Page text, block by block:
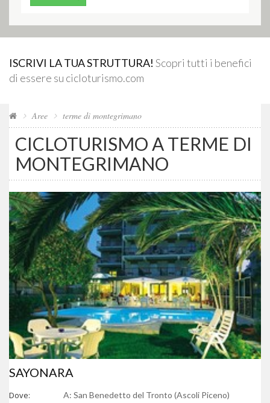
ISCRIVI LA TUA STRUTTURA! Scopri tutti i benefici
di essere su cicloturismo.com
Aree terme di montegrimano
CICLOTURISMO A TERME DI
MONTEGRIMANO
SAYONARA
Dove:
A: San Benedetto del Tronto (Ascoli Piceno)